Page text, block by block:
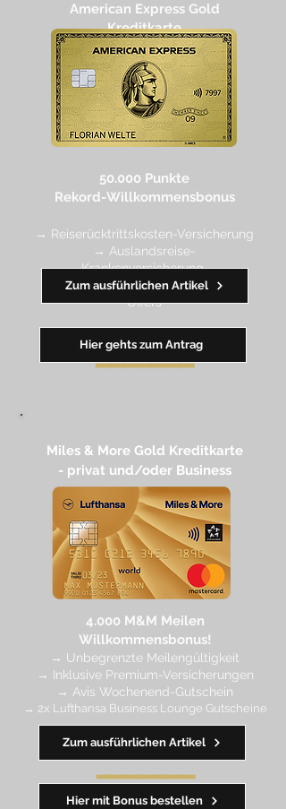
American Express Gold
Kreditkarte
50.000 Punkte
Rekord-Willkommensbonus
→ Reiserücktrittskosten-Versicherung
→ Auslandsreise-
Krankenversicherung
→ wertvolle Rabatte dank Amex
Offers
━━━━━━━
Zum ausführlichen Artikel
Hier gehts zum Antrag
Miles & More Gold Kreditkarte​
- privat und/oder Business
4.000 M&M Meilen
Willkommensbonus!
→ Unbegrenzte Meilengültigkeit
→ Inklusive Premium-Versicherungen
→ Avis Wochenend-Gutschein
→ 2x Lufthansa Business Lounge Gutscheine
━━━━━━━
Hier mit Bonus bestellen
Zum ausführlichen Artikel